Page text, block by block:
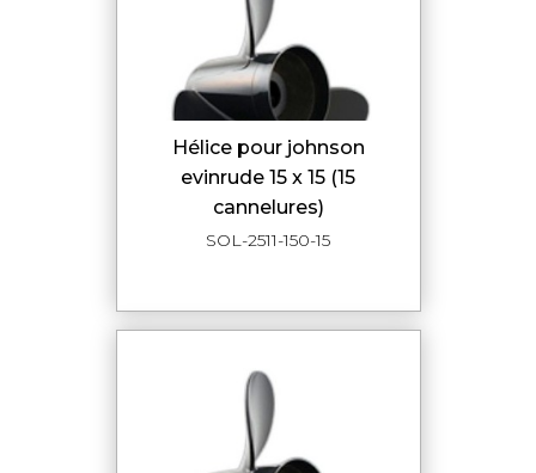
hélice pour johnson
evinrude 15 x 15 (15
cannelures)
SOL-2511-150-15